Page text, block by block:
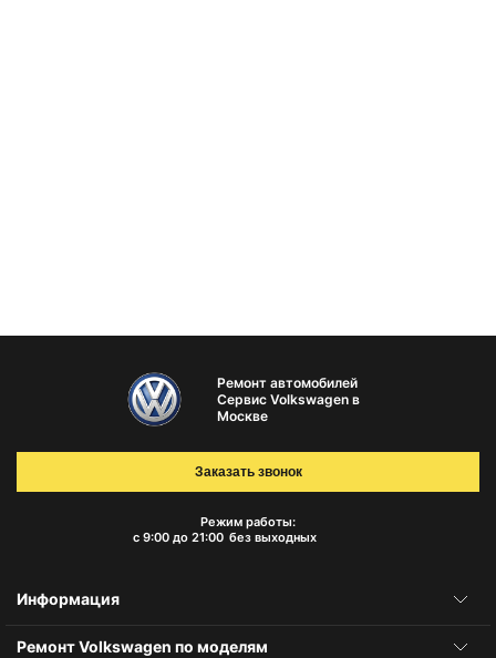
Ремонт автомобилей
Сервис Volkswagen в
Москве
Режим работы:
с 9:00 до 21:00 без выходных
Заказать звонок
Информация
Ремонт Volkswagen по моделям